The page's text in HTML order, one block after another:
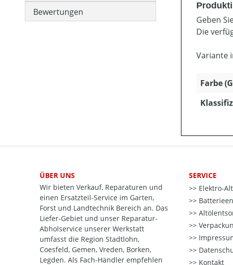
Bewertungen
Geben
Die
Variante
Farbe
ÜBER UNS
Wir bieten Verkauf, Reparaturen und
einen Ersatzteil-Service im Garten,
Forst und Landtechnik Bereich an. Das
Liefer-Gebiet und unser Reparatur-
Abholservice unserer Werkstatt
umfasst die Region Stadtlohn,
Coesfeld, Gemen, Vreden, Borken,
Legden. Als Fach-Händler empfehlen
SERVICE
Elektro-
Kontakt